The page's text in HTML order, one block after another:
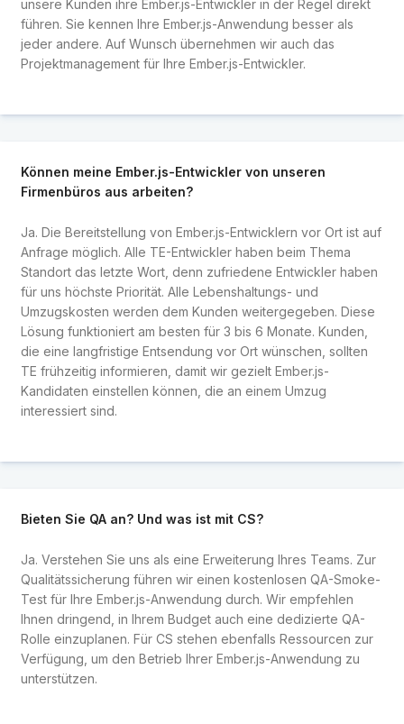
unsere Kunden ihre Ember.js-Entwickler in der Regel direkt
führen. Sie kennen Ihre Ember.js-Anwendung besser als
jeder andere. Auf Wunsch übernehmen wir auch das
Projektmanagement für Ihre Ember.js-Entwickler.
Können meine Ember.js-Entwickler von unseren
Firmenbüros aus arbeiten?
Ja. Die Bereitstellung von Ember.js-Entwicklern vor Ort ist auf
Anfrage möglich. Alle TE-Entwickler haben beim Thema
Standort das letzte Wort, denn zufriedene Entwickler haben
für uns höchste Priorität. Alle Lebenshaltungs- und
Umzugskosten werden dem Kunden weitergegeben. Diese
Lösung funktioniert am besten für 3 bis 6 Monate. Kunden,
die eine langfristige Entsendung vor Ort wünschen, sollten
TE frühzeitig informieren, damit wir gezielt Ember.js-
Kandidaten einstellen können, die an einem Umzug
interessiert sind.
Bieten Sie QA an? Und was ist mit CS?
Ja. Verstehen Sie uns als eine Erweiterung Ihres Teams. Zur
Qualitätssicherung führen wir einen kostenlosen QA-Smoke-
Test für Ihre Ember.js-Anwendung durch. Wir empfehlen
Ihnen dringend, in Ihrem Budget auch eine dedizierte QA-
Rolle einzuplanen. Für CS stehen ebenfalls Ressourcen zur
Verfügung, um den Betrieb Ihrer Ember.js-Anwendung zu
unterstützen.